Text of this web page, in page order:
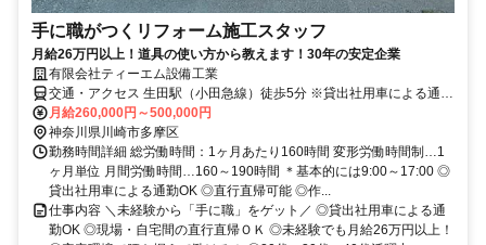
手に職がつくリフォーム施工スタッフ
月給26万円以上！道具の使い方から教えます！30年の安定企業
有限会社ティーエム設備工業
交通・アクセス 生田駅（小田急線）徒歩5分 ※貸出社用車による通勤
OK ※バイク・自転車通勤OK
月給260,000円～500,000円
神奈川県川崎市多摩区
勤務時間詳細 総労働時間：1ヶ月あたり160時間 変形労働時間制…1
ヶ月単位 月間労働時間…160～190時間 ＊基本的には9:00～17:00 ◎
貸出社用車による通勤OK ◎直行直帰可能 ◎作...
仕事内容 ＼未経験から「手に職」をゲット／ ◎貸出社用車による通
勤OK ◎現場・自宅間の直行直帰ＯＫ ◎未経験でも月給26万円以上！